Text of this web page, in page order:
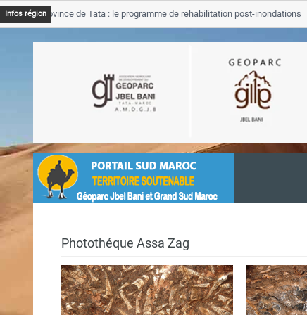
Infos région
Province de Tata : le programme de rehabilitation post-inondations
Photothéque Assa Zag